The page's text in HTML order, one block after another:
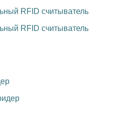
RFID считыватель
RFID считыватель